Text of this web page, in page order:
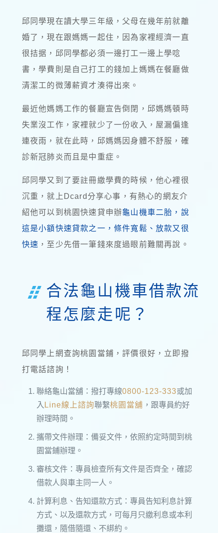
邱同學現在讀大學三年級，父母在幾年前就離
婚了，現在跟媽媽一起住，因為家裡經濟一直
很拮据，邱同學都必須一邊打工一邊上學唸
書，學費則是自己打工的錢加上媽媽在餐廳做
清潔工的微薄薪資才湊得出來。
最近他媽媽工作的餐廳宣告倒閉，邱媽媽頓時
失業沒工作，家裡就少了一份收入，屋漏偏逢
連夜雨，就在此時，邱媽媽因身體不舒服，確
診新冠肺炎而且是中重症。
邱同學又到了要註冊繳學費的時候，他心裡很
沉重，就上Dcard分享心事，有熱心的網友介
紹他可以到桃園快速貸申辦龜山機車二胎，說
這是小額快速貸款之一，條件寬鬆、放款又很
快速 ，至少先借一筆錢來度過眼前難關再說。
合法龜山機車借款流
程怎麼走呢？
邱同學上網查詢桃園當鋪，評價很好，立即撥
打電話諮詢！
聯絡龜山當舖：撥打專線0800-123-333或加
入 Line線上諮詢聯繫桃園當舖 ，跟專員約好
辦理時間。
攜帶文件辦理：備妥文件，依照約定時間到桃
園當鋪辦理。
審核文件：專員檢查所有文件是否齊全，確認
借款人與車主同一人。
計算利息、告知還款方式：專員告知利息計算
方式、以及還款方式，可每月只繳利息或本利
攤還，隨借隨還、不綁約。